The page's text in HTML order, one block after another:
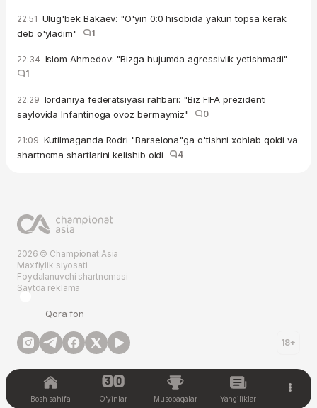
22:51 Ulug'bek Bakaev: "O'yin 0:0 hisobida yakun topsa kerak
deb o'yladim"
1
22:34 Islom Ahmedov: "Bizga hujumda agressivlik yetishmadi"
1
22:29 Iordaniya federatsiyasi rahbari: "Biz FIFA prezidenti
saylovida Infantinoga ovoz bermaymiz"
0
21:09 Kutilmaganda Rodri "Barselona"ga o'tishni xohlab qoldi va
shartnoma shartlarini kelishib oldi
4
2026 © Championat.Asia
Maxfiylik siyosati
Foydalanuvchi shartnomasi
Saytda reklama
Qora fon
18+
Bosh sahifa O'yinlar Musobaqalar Yangiliklar